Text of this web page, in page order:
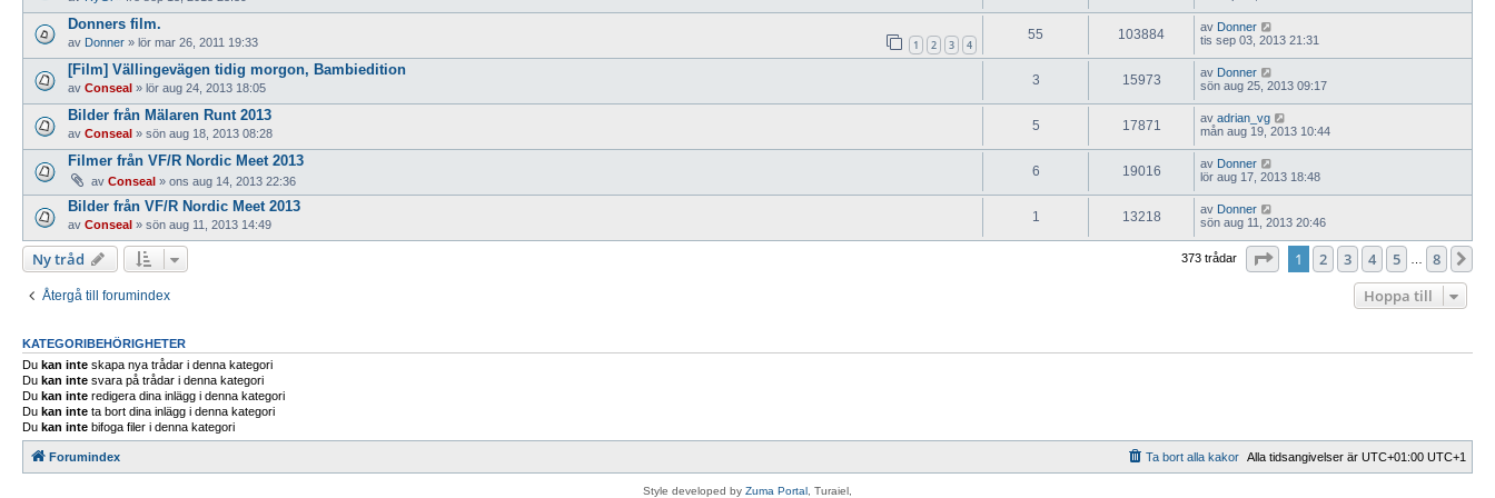
Donners film.
av Donner » lör mar 26, 2011 19:33 1 2 3 4
55 103884 av Donner
tis sep 03, 2013 21:31
[Film] Vällingevägen tidig morgon, Bambiedition
av Conseal » lör aug 24, 2013 18:05
3 15973 av Donner
sön aug 25, 2013 09:17
Bilder från Mälaren Runt 2013
av Conseal » sön aug 18, 2013 08:28
5 17871 av adrian_vg
mån aug 19, 2013 10:44
Filmer från VF/R Nordic Meet 2013
av Conseal » ons aug 14, 2013 22:36
6 19016 av Donner
lör aug 17, 2013 18:48
Bilder från VF/R Nordic Meet 2013
av Conseal » sön aug 11, 2013 14:49
1 13218 av Donner
sön aug 11, 2013 20:46
Ny tråd 373 trådar Sida av 8
1 2 3 4 5 8
Återgå till forumindex Hoppa till
KATEGORIBEHÖRIGHETER
Du kan inte skapa nya trådar i denna kategori
Du kan inte svara på trådar i denna kategori
Du kan inte redigera dina inlägg i denna kategori
Du kan inte ta bort dina inlägg i denna kategori
Du kan inte bifoga filer i denna kategori
Forumindex Alla tidsangivelser är UTC+01:00 UTC+1
Ta bort alla kakor
Style developed by Zuma Portal, Turaiel,